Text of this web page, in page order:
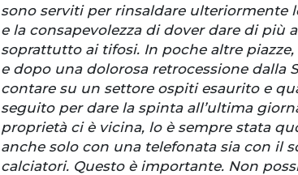
sono serviti per rinsaldare ulteriormente
e la consapevolezza di dover dare di più
soprattutto ai tifosi. In poche altre
e dopo una dolorosa retrocessione dalla
contare su un settore ospiti esaurito e
seguito per dare la spinta all’ultima
proprietà ci è vicina, lo è sempre stata
anche solo con una telefonata sia con il
calciatori. Questo è importante. Non